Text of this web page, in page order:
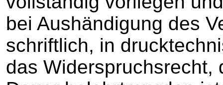
bei Aushändigung des
schriftlich, in
das Widerspruchsrecht,